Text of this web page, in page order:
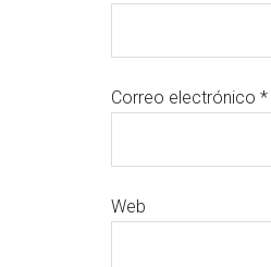
Correo electrónico *
Web